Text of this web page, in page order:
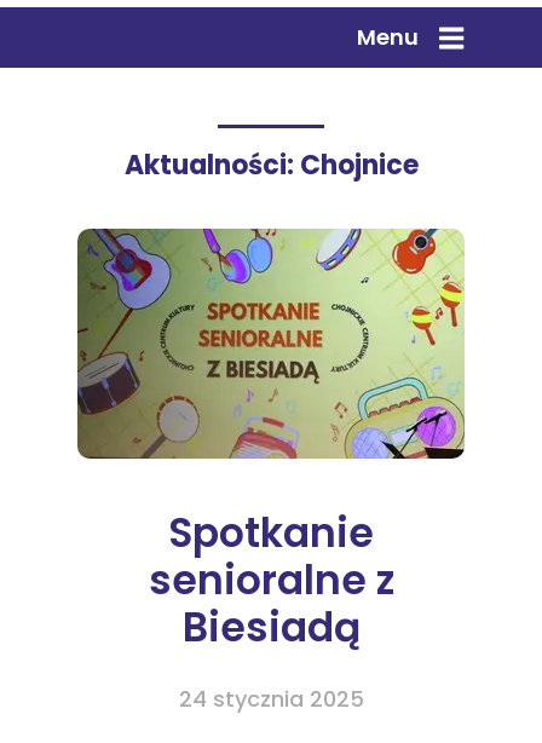
Menu
24 stycznia 2025
Spotkanie
senioralne z
Biesiadą
Aktualności: Chojnice